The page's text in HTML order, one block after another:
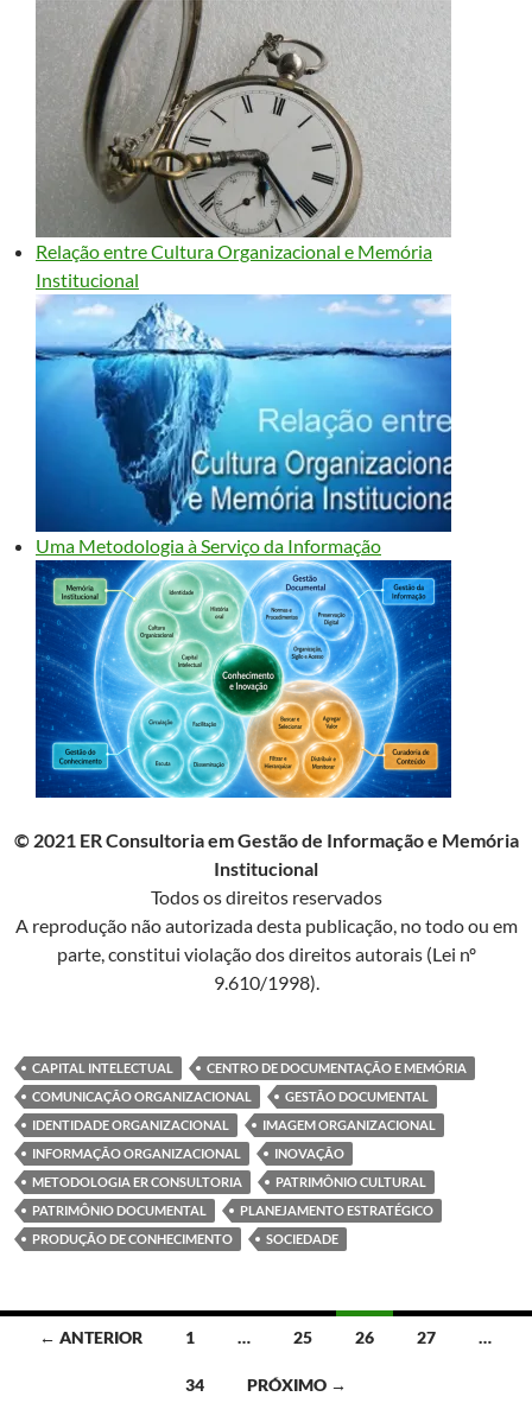
Relação entre Cultura Organizacional e Memória
Institucional
Uma Metodologia à Serviço da Informação
© 2021 ER Consultoria em Gestão de Informação e Memória
Institucional
Todos os direitos reservados
A reprodução não autorizada desta publicação, no todo ou em
parte, constitui violação dos direitos autorais (Lei nº
9.610/1998).
CAPITAL INTELECTUAL
CENTRO DE DOCUMENTAÇÃO E MEMÓRIA
COMUNICAÇÃO ORGANIZACIONAL
GESTÃO DOCUMENTAL
IDENTIDADE ORGANIZACIONAL
IMAGEM ORGANIZACIONAL
INFORMAÇÃO ORGANIZACIONAL
INOVAÇÃO
METODOLOGIA ER CONSULTORIA
PATRIMÔNIO CULTURAL
PATRIMÔNIO DOCUMENTAL
PLANEJAMENTO ESTRATÉGICO
PRODUÇÃO DE CONHECIMENTO
SOCIEDADE
Navegação
← ANTERIOR 1 … 25 26 27 …
34 PRÓXIMO →